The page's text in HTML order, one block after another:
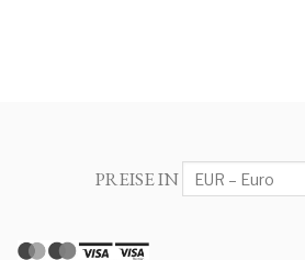
PREISE IN